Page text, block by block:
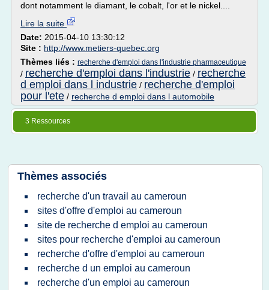
dont notamment le diamant, le cobalt, l'or et le nickel....
Lire la suite
Date: 2015-04-10 13:30:12
Site : http://www.metiers-quebec.org
Thèmes liés : recherche d'emploi dans l'industrie pharmaceutique
/ recherche d'emploi dans l'industrie / recherche
d emploi dans l industrie / recherche d'emploi
pour l'ete / recherche d emploi dans l automobile
3 Ressources
Thèmes associés
recherche d'un travail au cameroun
sites d'offre d'emploi au cameroun
site de recherche d emploi au cameroun
sites pour recherche d'emploi au cameroun
recherche d'offre d'emploi au cameroun
recherche d un emploi au cameroun
recherche d'un emploi au cameroun